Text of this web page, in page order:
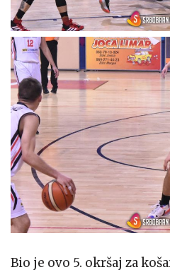
Bio je ovo 5. okršaj za